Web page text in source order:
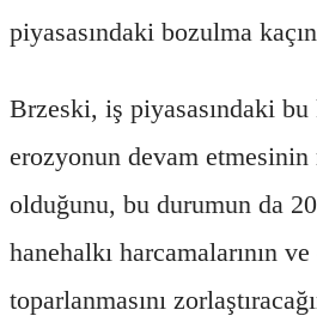
piyasasındaki bozulma
Brzeski, iş piyasasındaki bu
erozyonun devam etmesinin
olduğunu, bu durumun da
hanehalkı harcamalarının
toparlanmasını